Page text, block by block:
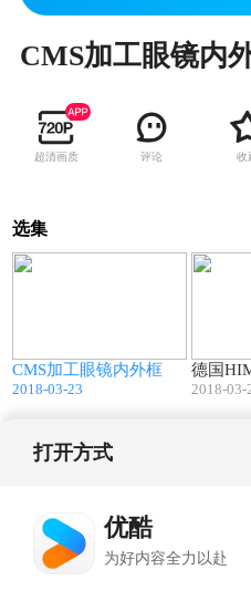
CMS加工眼镜内
超清画质 评论 收
选集
CMS加工眼镜内外框
2018-03-23
德国
2018-03-
打开方式
优酷
为好内容全力以赴